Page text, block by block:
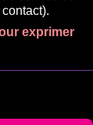
exprimer